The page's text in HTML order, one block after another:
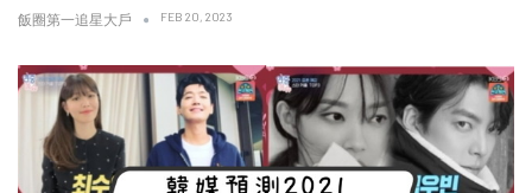
飯圈第一追星大戶 FEB 20, 2023